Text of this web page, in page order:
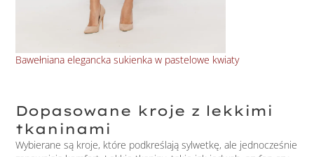
Bawełniana elegancka sukienka w pastelowe kwiaty
Dopasowane kroje z lekkimi
tkaninami
Wybierane są kroje, które podkreślają sylwetkę, ale jednocześnie